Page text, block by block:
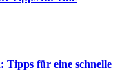
Tipps für eine schnelle